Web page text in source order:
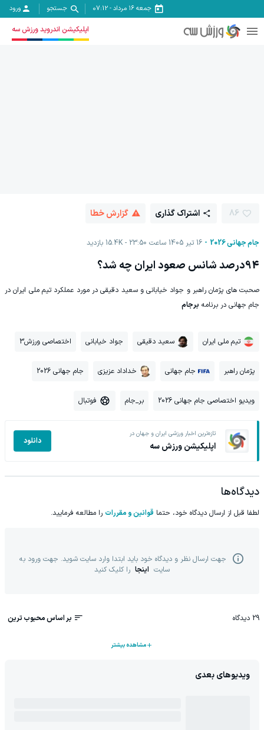
جمعه ۱۶ مرداد -
07:12 جستجو ورود
اپلیکیشن اندروید ورزش سه
جام جهانی 2026 16 تیر 1405 ساعت 23:50 15.4K بازدید
86 اشتراک گذاری گزارش خطا
94درصد شانس صعود ایران چه شد؟
صحبت های پژمان راهبر و جواد خیابانی و سعید دقیقی در مورد عملکرد تیم ملی ایران در
جام جهانی در برنامه برجام
تیم ملی ایران سعید دقیقی جواد خیابانی اختصاصی ورزش3
پژمان راهبر جام جهانی خداداد عزیزی جام جهانی 2026
ویدیو اختصاصی جام جهانی 2026 بر_جام فوتبال
تازه‌ترین اخبار ورزشی ایران و جهان در
اپلیکیشن ورزش سه دانلود
دیدگاه‌ها
لطفا قبل از ارسال دیدگاه خود، حتما قوانین و مقررات را مطالعه فرمایید.
جهت ارسال نظر و دیدگاه خود باید ابتدا وارد سایت شوید. جهت ورود به
سایت اینجا را کلیک کنید
29 دیدگاه بر اساس محبوب ترین
مشاهده بیشتر
ویدیوهای بعدی